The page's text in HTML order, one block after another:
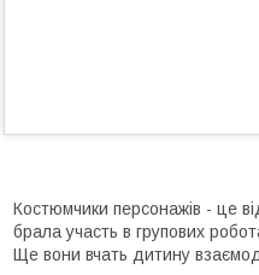
Костюмчики персонажів - це
брала участь в групових
Ще вони вчать дитину